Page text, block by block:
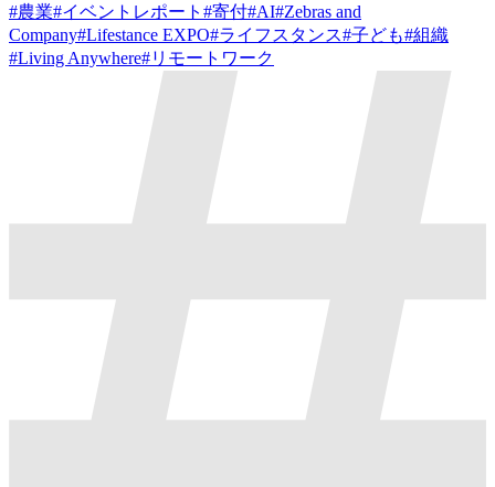
#農業#イベントレポート #寄付#AI#Zebras and
Company#Lifestance EXPO#ライフスタンス#子ども#組織
#Living Anywhere#リモートワーク